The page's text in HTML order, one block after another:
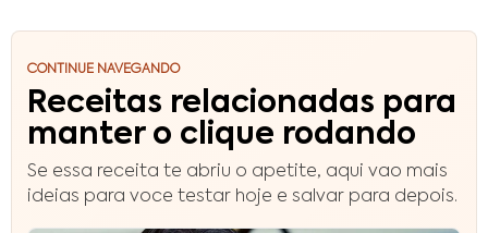
CONTINUE NAVEGANDO
Receitas relacionadas para
manter o clique rodando
Se essa receita te abriu o apetite, aqui vao mais
ideias para voce testar hoje e salvar para depois.